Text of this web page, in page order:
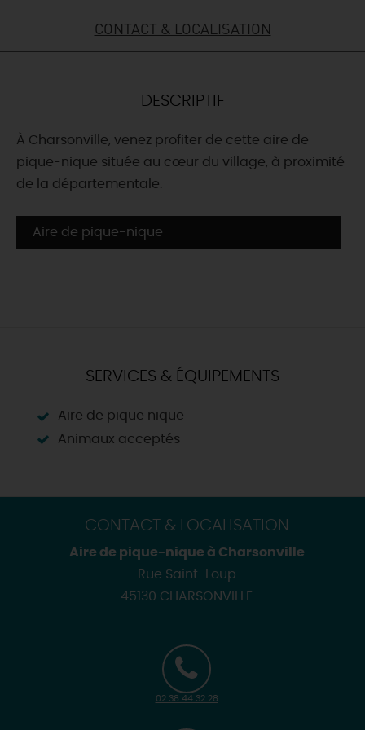
DEMAIN
CE WEEK-END
CETTE SEMAINE
TOUT L'AGENDA
CONTACT & LOCALISATION
DESCRIPTIF
À Charsonville, venez profiter de cette aire de
pique-nique située au cœur du village, à proximité
de la départementale.
Aire de pique-nique
SERVICES & ÉQUIPEMENTS
Aire de pique nique
Animaux acceptés
CONTACT & LOCALISATION
Aire de pique-nique à Charsonville
Rue Saint-Loup
45130 CHARSONVILLE
02 38 44 32 28